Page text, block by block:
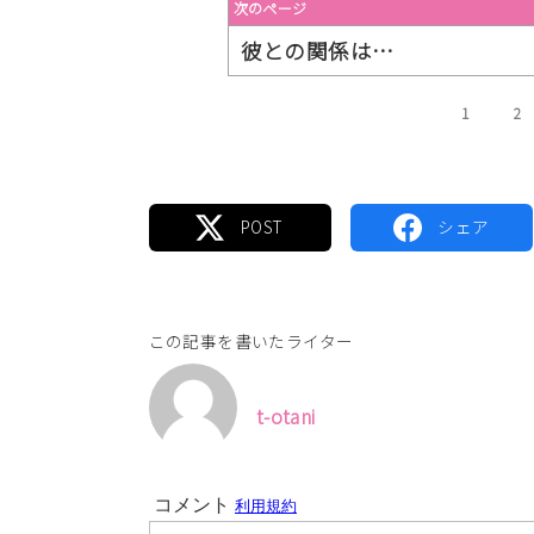
次のページ
彼との関係は…
1 2
この記事を書いたライター
t-otani